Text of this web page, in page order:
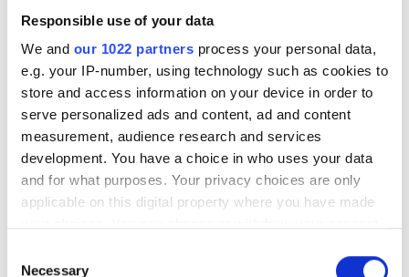
Responsible use of your data
We and our 1022 partners process your personal data,
e.g. your IP-number, using technology such as cookies to
store and access information on your device in order to
serve personalized ads and content, ad and content
measurement, audience research and services
development. You have a choice in who uses your data
and for what purposes. Your privacy choices are only
applicable on this digital property where you have made
the Privacy trigger icon.
Selection
Necessary
0 - 100 EUR
100 - 200 EUR
200 - 300 EUR
300+ EUR
Ауысымдар
Таң
Түстен кейін
CECURESA VIP